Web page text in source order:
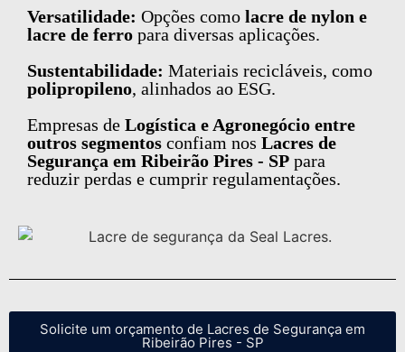
Versatilidade: Opções como lacre de nylon e
lacre de ferro para diversas aplicações.
Sustentabilidade: Materiais recicláveis, como
polipropileno, alinhados ao ESG.
Empresas de Logística e Agronegócio entre
outros segmentos confiam nos Lacres de
Segurança em Ribeirão Pires - SP para
reduzir perdas e cumprir regulamentações.
Solicite um orçamento de Lacres de Segurança em
Ribeirão Pires - SP